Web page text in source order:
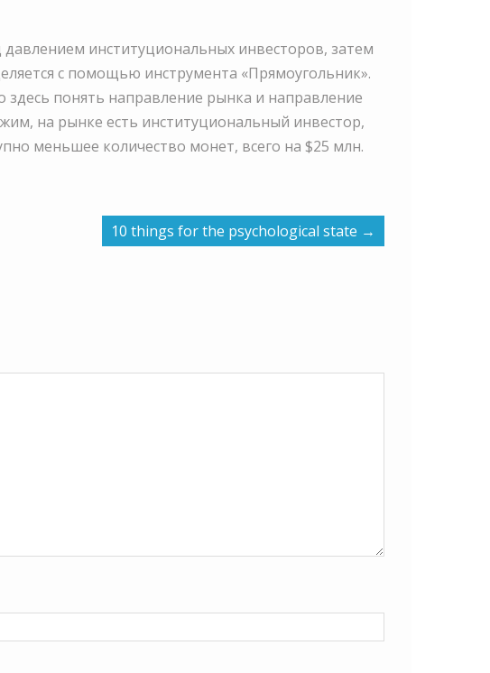
институциональных инвесторов, затем
с помощью инструмента «Прямоугольник».
понять направление рынка и направление
на рынке есть институциональный инвестор,
меньшее количество монет, всего на $25 млн.
10 things for the psychological state →